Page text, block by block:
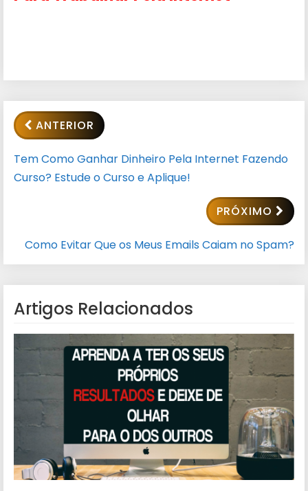
ANTERIOR
Tem Como Ganhar Dinheiro Pela Internet Fazendo
Curso? Estude o Curso e Aplique!
PRÓXIMO
Como Evitar Que os Meus Emails Caiam no Spam?
Artigos Relacionados